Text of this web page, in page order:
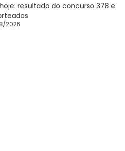
resultado do concurso 378 e
2026